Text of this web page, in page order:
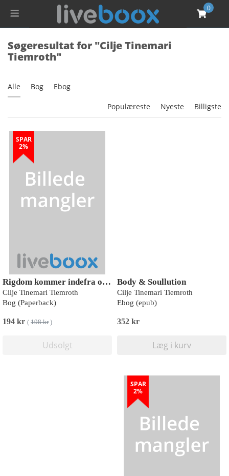
0
Søgeresultat for "Cilje Tinemari
Tiemroth"
Alle Bog Ebog
Populæreste Nyeste Billigste
SPAR
2%
Rigdom kommer indefra og ender i banken
Cilje Tinemari Tiemroth
Bog (Paperback)
194 kr ( 198 kr)
Udsolgt
Body & Soullution
Cilje Tinemari Tiemroth
Ebog (epub)
352 kr
Læg i kurv
SPAR
2%